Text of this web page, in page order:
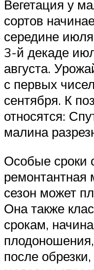
Вегетация у
сортов
середине
3-й декаде
августа.
с первых
сентября. К
относятся:
малина
Особые сроки
ремонтантная
сезон может
Она также
срокам,
после